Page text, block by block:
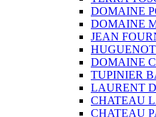
DOMAINE
DOMAINE
JEAN
HUGUENOT
DOMAINE
TUPINIER
LAURENT
CHATEAU
CHATEAU